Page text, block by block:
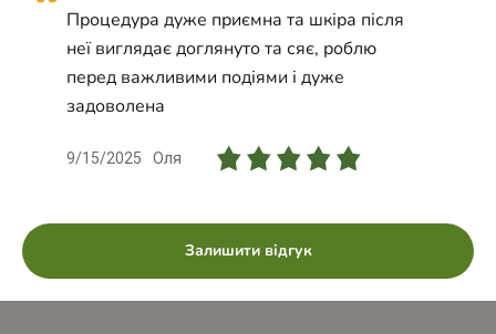
Чистка обличчя, Пілінг обличчя, Вогонь і лід
(Fire&Ice), Хімічний пілінг PRX-T33,
Карбоксітерапія
Процедура дуже приємна та шкіра після
неї виглядає доглянуто та сяє, роблю
перед важливими подіями і дуже
задоволена
9/15/2025 Оля
Залишити відгук